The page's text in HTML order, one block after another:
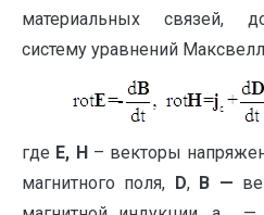
материальных связей,
систему уравнений
где E, H– векторы
магнитного поля, D, B —